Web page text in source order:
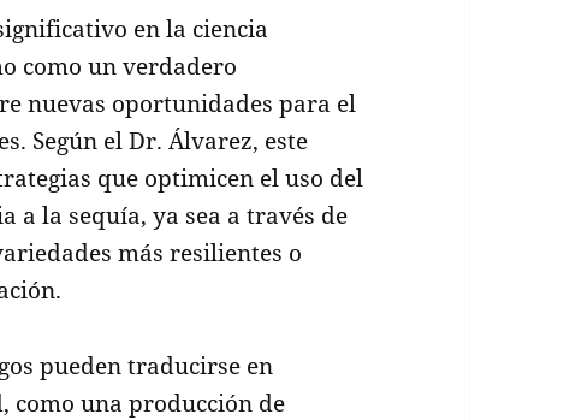
en la ciencia
como un verdadero
nuevas oportunidades para el
Según el Dr. Álvarez, este
que optimicen el uso del
a la sequía, ya sea a través de
más resilientes o
pueden traducirse en
como una producción de